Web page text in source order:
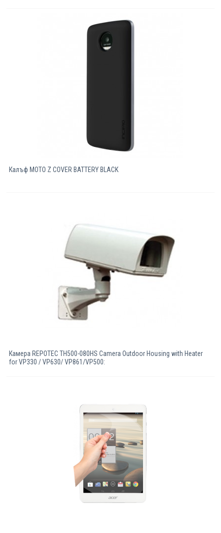
Калъф MOTO Z COVER BATTERY BLACK
Камерa REPOTEC TH500-080HS Camera Outdoor Housing with Heater
for VP330 / VP630/ VP861/VP500: